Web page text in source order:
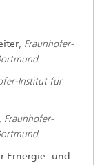
, Fraunhofer-
Institut für
, Fraunhofer-
Ernergie- und